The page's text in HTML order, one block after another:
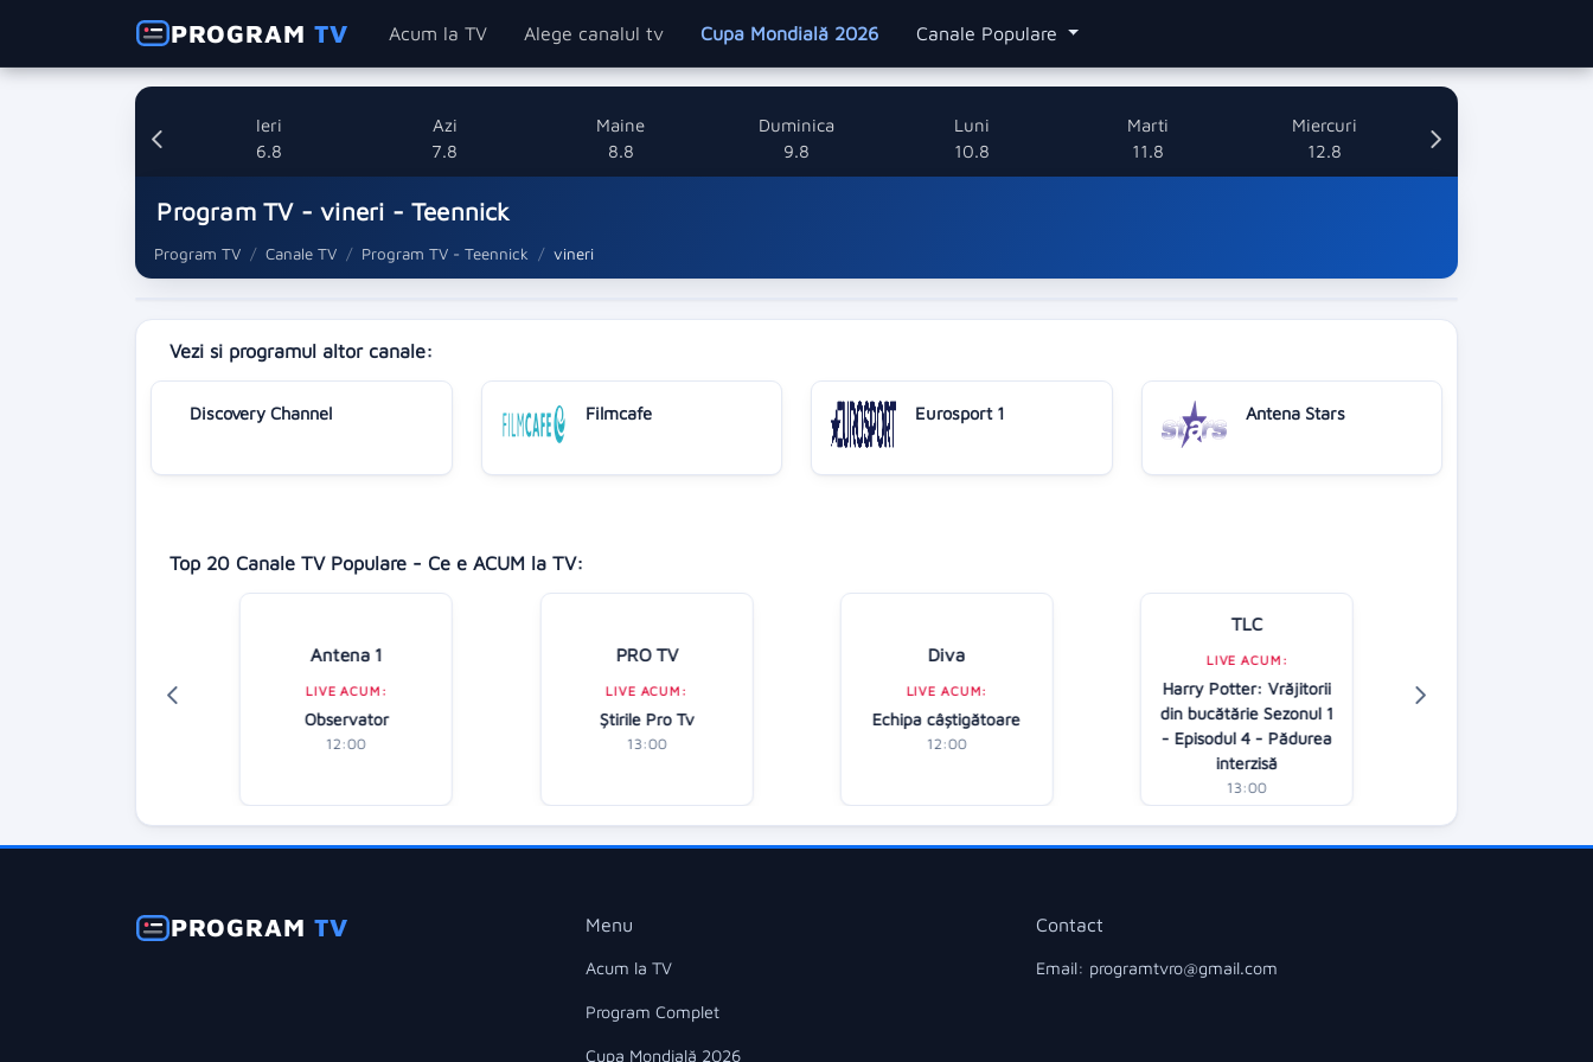
PROGRAMTV Acum la TV Alege canalul tv Cupa Mondială 2026 Canale Populare
Ieri
6.8
Azi
7.8
Maine
8.8
Duminica
9.8
Luni
10.8
Marti
11.8
Miercuri
12.8
Program TV - vineri - Teennick
Program TV Canale TV Program TV - Teennick vineri
Vezi si programul altor canale:
Discovery Channel Filmcafe Eurosport 1 Antena Stars
Top 20 Canale TV Populare - Ce e ACUM la TV:
Antena 1
LIVE ACUM:
Observator
12:00
PRO TV
LIVE ACUM:
Ştirile Pro Tv
13:00
Diva
LIVE ACUM:
Echipa câștigătoare
12:00
TLC
LIVE ACUM:
Harry Potter: Vrăjitorii
din bucătărie Sezonul 1
- Episodul 4 - Pădurea
interzisă
13:00
PROGRAMTV Menu
Acum la TV
Program Complet
Cupa Mondială 2026
Contact
Email: programtvro@gmail.com